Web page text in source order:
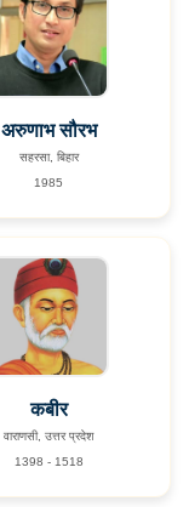
अरुणाभ सौरभ
सहरसा, बिहार
1985
कबीर
वाराणसी, उत्तर प्रदेश
1398 - 1518